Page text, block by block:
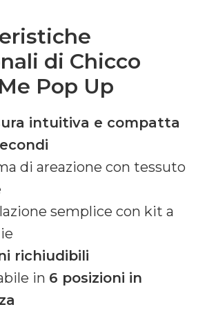
di Chicco
Pop Up
intuitiva e compatta
di areazione con tessuto
semplice con kit a
richiudibili
in 6 posizioni in